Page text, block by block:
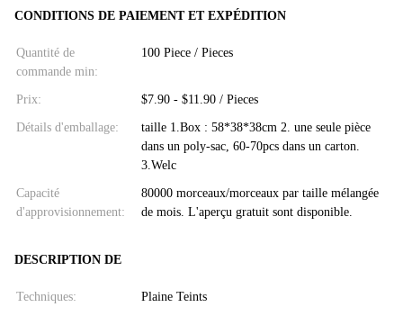
CONDITIONS DE PAIEMENT ET EXPÉDITION
Quantité de
commande min:
100 Piece / Pieces
Prix: $7.90 - $11.90 / Pieces
Détails d'emballage:
taille 1.Box : 58*38*38cm 2. une seule pièce
dans un poly-sac, 60-70pcs dans un carton.
3.Welc
Capacité
d'approvisionnement:
80000 morceaux/morceaux par taille mélangée
de mois. L'aperçu gratuit sont disponible.
DESCRIPTION DE
Techniques: Plaine Teints